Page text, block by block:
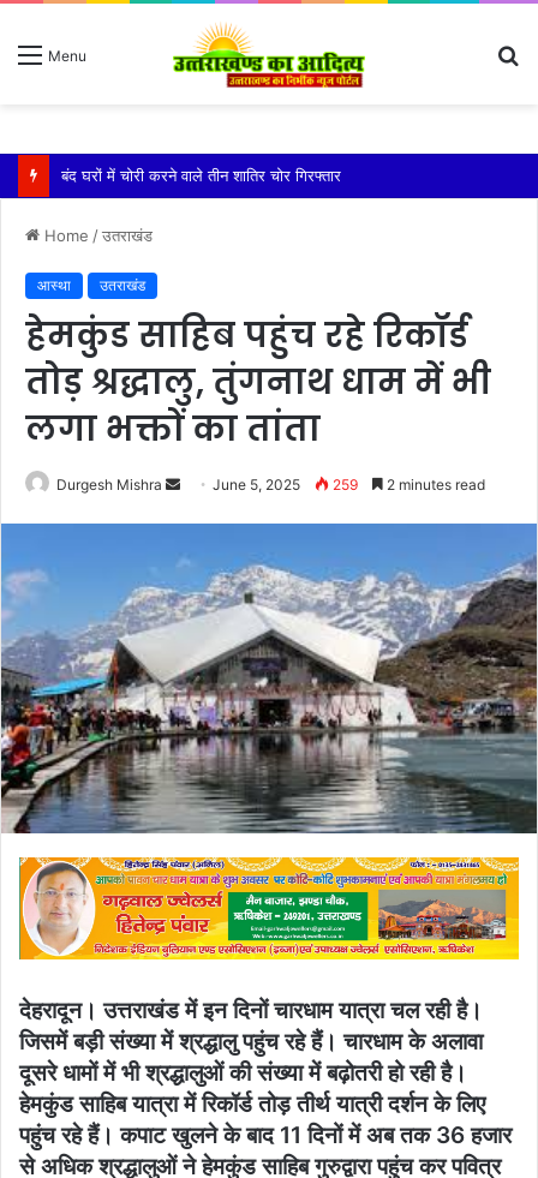
Menu
बारिश ने बढ़ाई दहशत, दरकने लगी जमीन, 10 परिवारों ने छोड़े घर
Home /उतराखंड
आस्था उतराखंड
हेमकुंड साहिब पहुंच रहे रिकॉर्ड
तोड़ श्रद्धालु, तुंगनाथ धाम में भी
लगा भक्तों का तांता
Durgesh Mishra
Send June 5, 2025 259 2 minutes read
देहरादून। उत्तराखंड में इन दिनों चारधाम यात्रा चल रही है।
जिसमें बड़ी संख्या में श्रद्धालु पहुंच रहे हैं। चारधाम के अलावा
दूसरे धामों में भी श्रद्धालुओं की संख्या में बढ़ोतरी हो रही है।
हेमकुंड साहिब यात्रा में रिकॉर्ड तोड़ तीर्थ यात्री दर्शन के लिए
पहुंच रहे हैं। कपाट खुलने के बाद 11 दिनों में अब तक 36 हजार
से अधिक श्रद्धालुओं ने हेमकुंड साहिब गुरुद्वारा पहुंच कर पवित्र